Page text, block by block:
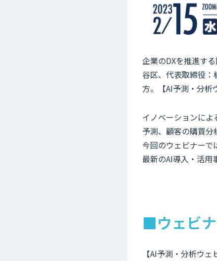
企業のDXを推進す
谷区、代表取締役
方。【AI予測・分析
イノベーションに
予測、顧客の購買分
今回のウェビナーで
最新のAI導入・活用
■ウェビ
【AI予測・分析ウェ